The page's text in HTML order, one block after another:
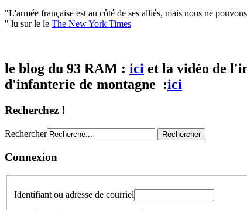
"L'armée française est au côté de ses alliés, mais nous ne
" lu sur le le The New York Times
le blog du 93 RAM : ici et la vidéo de
d'infanterie de montagne :ici
Recherchez !
Rechercher
Connexion
Identifiant ou adresse de courriel